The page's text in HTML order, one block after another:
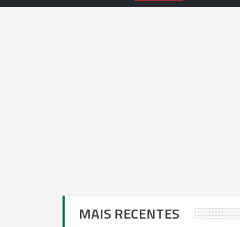
MAIS RECENTES